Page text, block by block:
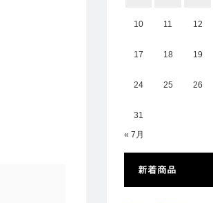
10 11 12
17 18 19
24 25 26
31
« 7月
新着商品